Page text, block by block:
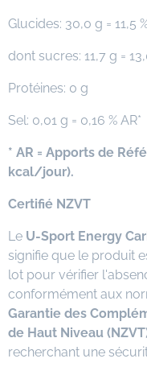
Glucides: 30,0 g = 11,5
dont sucres: 11,7 g =
Protéines: 0 g
Sel: 0,01 g = 0,16 % AR*
* AR = Apports de
kcal/jour).
Certifié NZVT
Le U-Sport Energy
signifie que le produit
lot pour vérifier
conformément aux
Garantie des
de Haut Niveau
recherchant une